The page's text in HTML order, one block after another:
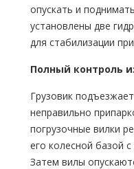
опускать и
установлены две
для стабилизации
Полный контроль
Грузовик
неправильно
погрузочные вилки
его колесной базой
Затем вилы